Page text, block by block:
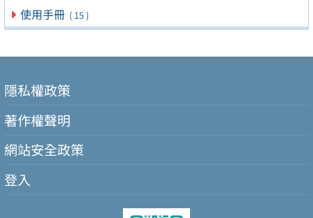
使用手冊 ( 15 )
隱私權政策
著作權聲明
網站安全政策
登入